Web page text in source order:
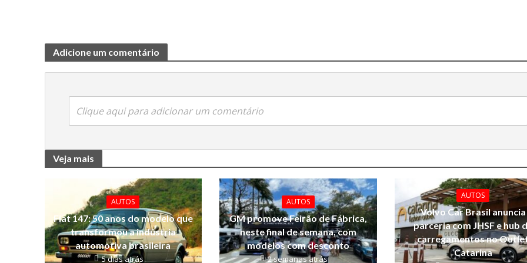
Adicione um comentário
Clique aqui para adicionar um comentário
Veja mais
AUTOS
Fiat 147: 50 anos do modelo que
transformou a indústria
automotiva brasileira
5 dias atrás
AUTOS
GM promove Feirão de Fábrica,
neste final de semana, com
modelos com desconto
2 semanas atrás
AUTOS
Volvo Car Brasil anuncia
parceria com JHSF e hub
carregamentos no
Catarina